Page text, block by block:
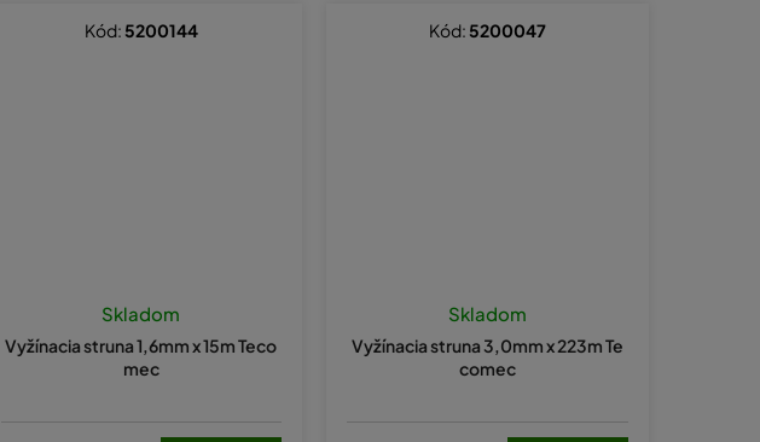
Vyžínacia struna 1,6mm x 15m Teco
mec
Skladom
Kód: 5200144
Vyžínacia struna 3,0mm x 223m Te
comec
Skladom
Kód: 5200047